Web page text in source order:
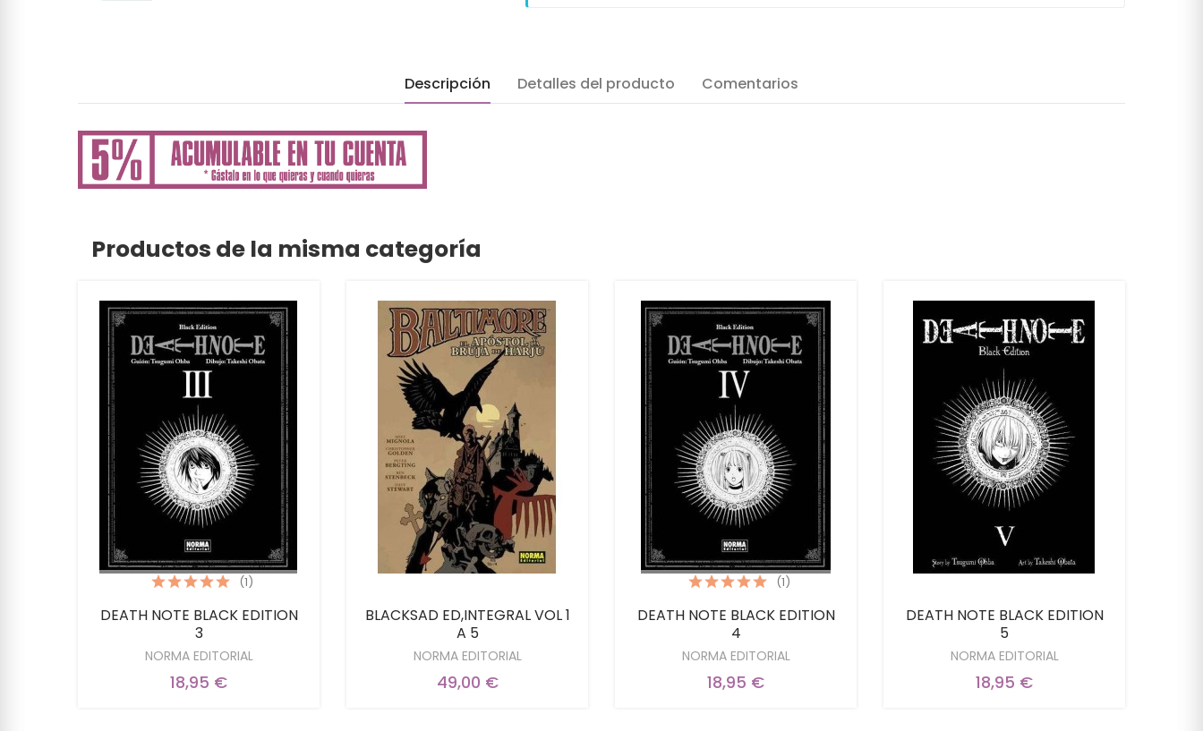
Descripción Detalles del producto Comentarios
Productos de la misma categoría
DEATH NOTE BLACK EDITION
3
NORMA EDITORIAL
(1)
18,95 €
BLACKSAD ED,INTEGRAL VOL 1
A 5
NORMA EDITORIAL
49,00 €
DEATH NOTE BLACK EDITION
4
NORMA EDITORIAL
(1)
18,95 €
DEATH NOTE BLACK EDITION
5
NORMA EDITORIAL
18,95 €